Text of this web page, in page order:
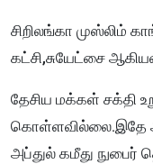
சிறிலங்கா முஸ்லிம்
கட்சி,சுயேட்சை
தேசிய மக்கள் சக்தி
கொள்ளவில்லை.இதே
அப்துல் கமீது நுபைர்